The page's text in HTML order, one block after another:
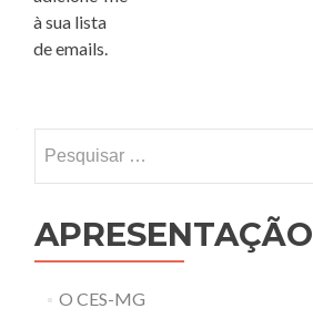
à sua lista
de emails.
APRESENTAÇÃO
O CES-MG